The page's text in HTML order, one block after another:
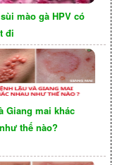
đối tác. Nếu
viêm họng,
gà
mào gà HPV có
đi
Giang mai khác
thế nào?